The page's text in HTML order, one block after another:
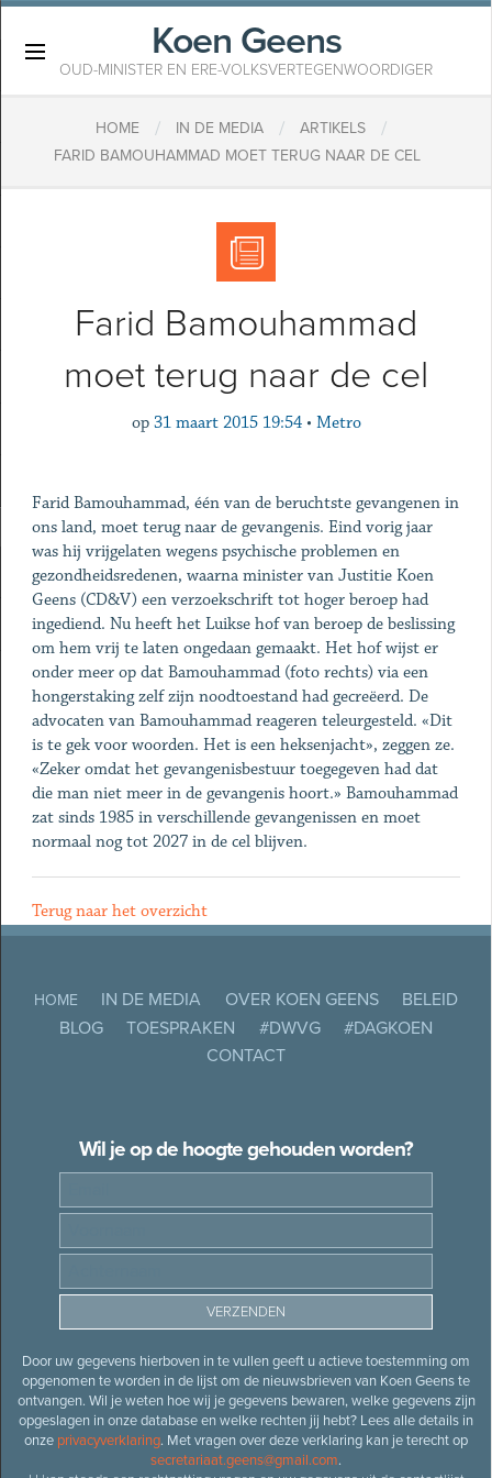
Koen Geens
OUD-MINISTER EN ERE-VOLKSVERTEGENWOORDIGER
HOME / IN DE MEDIA / ARTIKELS /
FARID BAMOUHAMMAD MOET TERUG NAAR DE CEL
Farid Bamouhammad
moet terug naar de cel
op 31 maart 2015 19:54 • Metro
Farid Bamouhammad, één van de beruchtste gevangenen in
ons land, moet terug naar de gevangenis. Eind vorig jaar
was hij vrijgelaten wegens psychische problemen en
gezondheidsredenen, waarna minister van Justitie Koen
Geens (CD&V) een verzoekschrift tot hoger beroep had
ingediend. Nu heeft het Luikse hof van beroep de beslissing
om hem vrij te laten ongedaan gemaakt. Het hof wijst er
onder meer op dat Bamouhammad (foto rechts) via een
hongerstaking zelf zijn noodtoestand had gecreëerd. De
advocaten van Bamouhammad reageren teleurgesteld. «Dit
is te gek voor woorden. Het is een heksenjacht», zeggen ze.
«Zeker omdat het gevangenisbestuur toegegeven had dat
die man niet meer in de gevangenis hoort.» Bamouhammad
zat sinds 1985 in verschillende gevangenissen en moet
normaal nog tot 2027 in de cel blijven.
Terug naar het overzicht
HOME IN DE MEDIA OVER KOEN GEENS
BELEID
BLOG
TOESPRAKEN #DWVG
#DAGKOEN
CONTACT
Wil je op de hoogte gehouden worden?
Door uw gegevens hierboven in te vullen geeft u actieve toestemming om
opgenomen te worden in de lijst om de nieuwsbrieven van Koen Geens te
ontvangen. Wil je weten hoe wij je gegevens bewaren, welke gegevens zijn
opgeslagen in onze database en welke rechten jij hebt? Lees alle details in
onze privacyverklaring. Met vragen over deze verklaring kan je terecht op
secretariaat.geens@gmail.com.